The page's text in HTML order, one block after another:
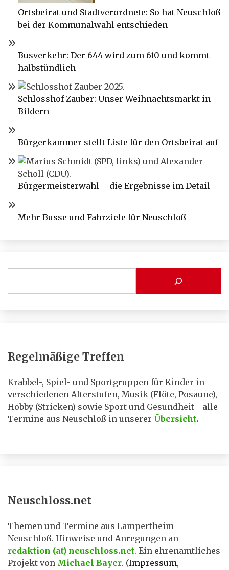
Ortsbeirat und Stadtverordnete: So hat Neuschloß
bei der Kommunalwahl entschieden
Busverkehr: Der 644 wird zum 610 und kommt
halbstündlich
Schlosshof-Zauber: Unser Weihnachtsmarkt in
Bildern
Bürgerkammer stellt Liste für den Ortsbeirat auf
Bürgermeisterwahl – die Ergebnisse im Detail
Mehr Busse und Fahrziele für Neuschloß
Regelmäßige Treffen
Krabbel-, Spiel- und Sportgruppen für Kinder in
verschiedenen Alterstufen, Musik (Flöte, Posaune),
Hobby (Stricken) sowie Sport und Gesundheit - alle
Termine aus Neuschloß in unserer Übersicht.
Neuschloss.net
Themen und Termine aus Lampertheim-
Neuschloß. Hinweise und Anregungen an
redaktion (at) neuschloss.net. Ein ehrenamtliches
Projekt von Michael Bayer. (Impressum,